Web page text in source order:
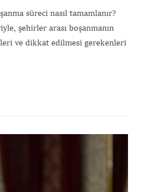
süreci nasıl tamamlanır?
şehirler arası boşanmanın
ve dikkat edilmesi gerekenleri